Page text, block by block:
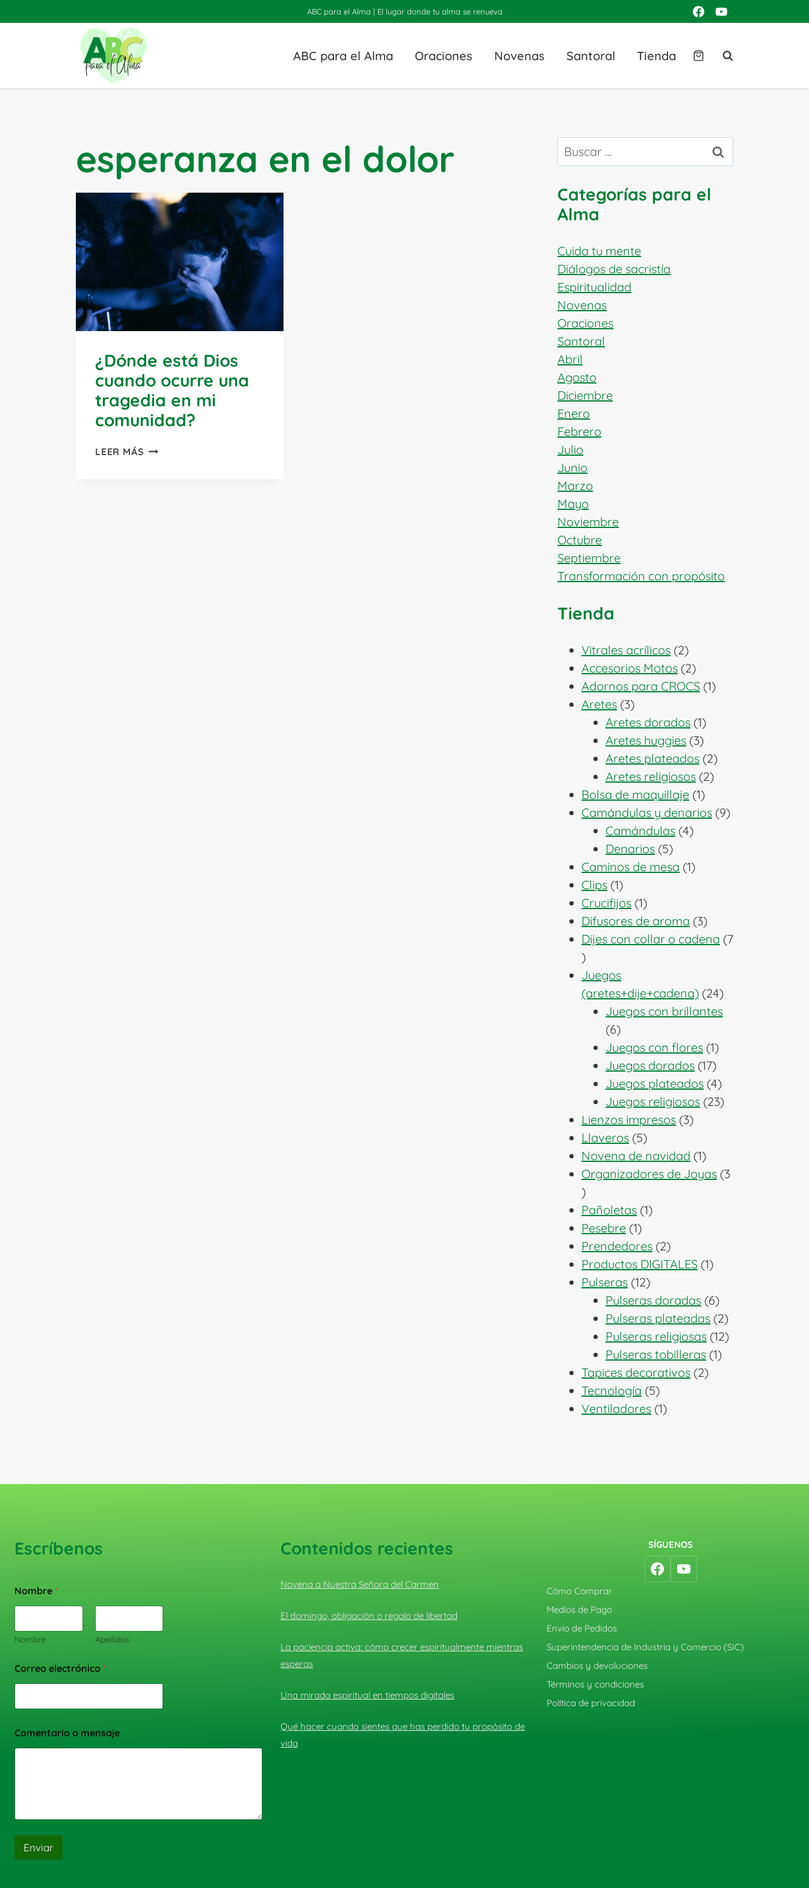
al
ABC para el Alma | El lugar donde tu alma se renueva
ABC para el Alma Oraciones Novenas Santoral Tienda
esperanza en el dolor
¿Dónde está Dios
cuando ocurre una
tragedia en mi
comunidad?
LEER MÁS ¿DÓNDE
Buscar:
Categorías para el
Alma
Cuida tu mente
Diálogos de sacristía
Espiritualidad
Novenas
Oraciones
Santoral
Abril
Agosto
Diciembre
Enero
Febrero
Julio
Junio
Marzo
Mayo
Noviembre
Octubre
Septiembre
Transformación con propósito
Tienda
Vitrales acrílicos 22
productos
Accesorios Motos 22
productos
Adornos para CROCS 11
Aretes 33
productos
Aretes dorados 11
producto
Aretes huggies 33
productos
Aretes plateados 22
productos
Aretes religiosos 22
Bolsa de maquillaje 11
producto
Camándulas y denarios 99
Camándulas 44
Denarios 55
productos
Caminos de mesa 11
Clips 11
producto
Crucifijos 11
producto
Difusores de aroma 33
productos
Dijes con collar o cadena 7
7
productos
Juegos
(aretes+dije+cadena) 2424
productos
Juegos con brillantes
66
productos
Juegos con flores 11
producto
Juegos dorados 1717
productos
Juegos plateados 44
productos
Juegos religiosos 2323
Lienzos impresos 33
Llaveros 55
productos
Novena de navidad 11
producto
Organizadores de Joyas 3
3
productos
Pañoletas 11
Pesebre 11
producto
Prendedores 22
productos
Productos DIGITALES 11
Pulseras 1212
productos
Pulseras doradas 66
productos
Pulseras plateadas 22
productos
Pulseras religiosas 1212
Pulseras tobilleras 11
Tapices decorativos 22
Tecnología 55
productos
Ventiladores 11
Escríbenos
Nombre *
Nombre Apellidos
Correo electrónico *
Comentario o mensaje
Enviar
Contenidos recientes
Novena a Nuestra Señora del Carmen
El domingo, obligación o regalo de libertad
La paciencia activa: cómo crecer espiritualmente mientras
esperas
Una mirada espiritual en tiempos digitales
Qué hacer cuando sientes que has perdido tu propósito de
vida
SÍGUENOS
Cómo Comprar
Medios de Pago
Envío de Pedidos
Superintendencia de Industria y Comercio (SIC)
Cambios y devoluciones
Términos y condiciones
Política de privacidad